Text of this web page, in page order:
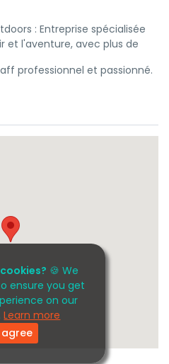
🍪 We
ensure you get
on our
Learn more
agree
: Entreprise spécialisée
et l'aventure, avec plus de
professionnel et passionné.